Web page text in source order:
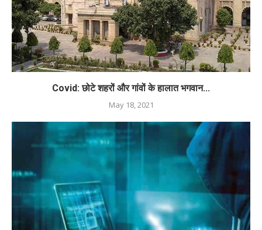
Covid: छोटे शहरों और गांवों के हालात भगवान...
May 18, 2021